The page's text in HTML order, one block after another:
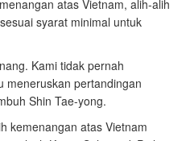
atas Vietnam, alih-alih
syarat minimal untuk
Kami tidak pernah
meneruskan pertandingan
Shin Tae-yong.
kemenangan atas Vietnam